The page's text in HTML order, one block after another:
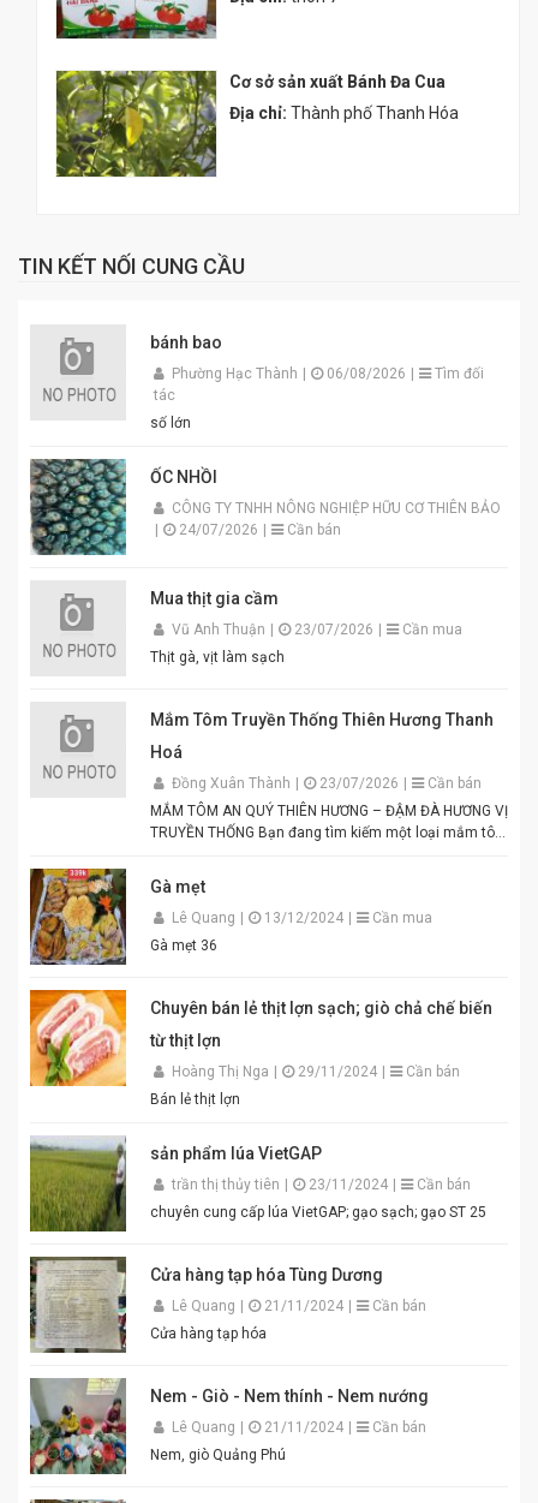
Cơ sở sản xuất Bánh Đa Cua
Địa chỉ: Thành phố Thanh Hóa
TIN KẾT NỐI CUNG CẦU
bánh bao
Phường Hạc Thành 06/08/2026
Tìm đối
tác
số lớn
ỐC NHỒI
CÔNG TY TNHH NÔNG NGHIỆP HỮU CƠ THIÊN BẢO
24/07/2026 Cần bán
Mua thịt gia cầm
Vũ Anh Thuận 23/07/2026
Cần mua
Thịt gà, vịt làm sạch
Mắm Tôm Truyền Thống Thiên Hương Thanh
Hoá
Đồng Xuân Thành 23/07/2026
Cần bán
MẮM TÔM AN QUÝ THIÊN HƯƠNG – ĐẬM ĐÀ HƯƠNG VỊ
TRUYỀN THỐNG Bạn đang tìm kiếm một loại mắm tôm
Mắm tôm An Quý Thiên Hương chính là lựa chọn hoàn
hảo cho mọi gia đình Việt. Được sản xuất từ tôm tươi
tuyển chọn theo quy trình lên men truyền thống. Màu
tím đặc trưng, hương thơm tự nhiên, vị đậm đà hài
Đóng gói tiện lợi, đảm bảo vệ sinh an toàn thực phẩm.
Hương vị thơm ngon chuẩn truyền thống. Độ sánh
mịn, màu sắc đẹp mắt. Dễ pha chế, dễ sử dụng. Phù
hợp cho gia đình, quán ăn và nhà hàng. Chỉ cần thêm
bún đậu chuẩn vị. Cam kết sản phẩm chất lượng,
đóng gói cẩn thận. Giao hàng nhanh toàn quốc. Đặt
tôm đậm đà, chuẩn vị quê hương cùng An Quý Thiên
#BunDauMamTom #GiaViTruyenThong
#DacSanVietNam #TikTokShop #AnQuyThienHuong
Gà mẹt
Lê Quang 13/12/2024
Cần mua
Gà mẹt 36
Chuyên bán lẻ thịt lợn sạch; giò chả chế biến
từ thịt lợn
Hoàng Thị Nga 29/11/2024
Cần bán
Bán lẻ thịt lợn
sản phẩm lúa VietGAP
trần thị thủy tiên 23/11/2024
Cần bán
chuyên cung cấp lúa VietGAP; gạo sạch; gạo ST 25
Cửa hàng tạp hóa Tùng Dương
Lê Quang 21/11/2024
Cần bán
Cửa hàng tạp hóa
Nem - Giò - Nem thính - Nem nướng
Lê Quang 21/11/2024
Cần bán
Nem, giò Quảng Phú